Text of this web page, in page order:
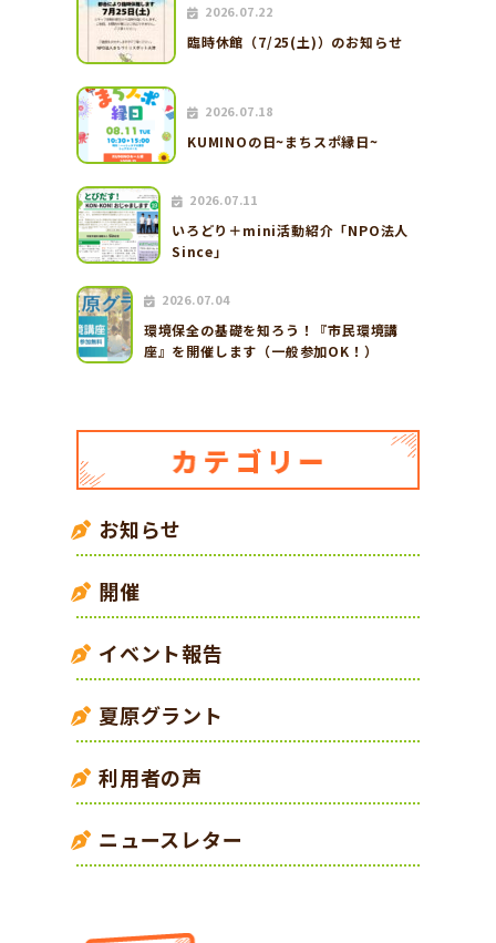
2026.07.22
臨時休館（7/25(土)）のお知らせ
2026.07.18
KUMINOの日~まちスポ縁日~
2026.07.11
いろどり＋mini活動紹介「NPO法人
Since」
2026.07.04
環境保全の基礎を知ろう！『市民環境講
座』を開催します（一般参加OK！）
お知らせ
開催
イベント報告
夏原グラント
利用者の声
ニュースレター